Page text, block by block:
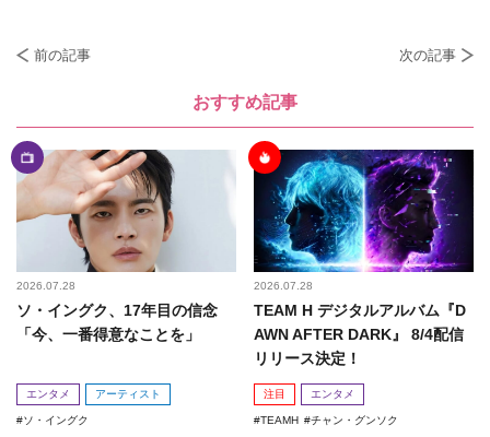
前の記事 次の記事
おすすめ記事
2026.07.28
ソ・イングク、17年目の信念
「今、一番得意なことを」
エンタメ アーティスト
ソ・イングク
2026.07.28
TEAM H デジタルアルバム『D
AWN AFTER DARK』 8/4配信
リリース決定！
注目 エンタメ
TEAMH チャン・グンソク